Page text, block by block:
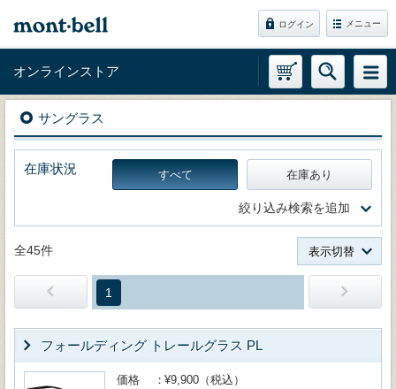
ログイン メニュー
オンラインストア
サングラス
在庫状況 すべて 在庫あり
絞り込み検索を追加
全45件 表示切替
1
フォールディング トレールグラス PL
価格
¥9,900（税込）